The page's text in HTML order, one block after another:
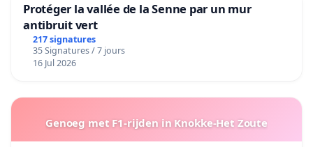
Protéger la vallée de la Senne par un mur
antibruit vert
217 signatures
35 Signatures / 7 jours
16 Jul 2026
Genoeg met F1-rijden in Knokke-Het Zoute